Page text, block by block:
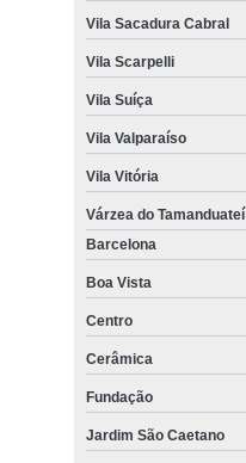
Vila Sacadura Cabral
Vila Scarpelli
Vila Suíça
Vila Valparaíso
Vila Vitória
Várzea do Tamanduateí
Barcelona
Boa Vista
Centro
Cerâmica
Fundação
Jardim São Caetano